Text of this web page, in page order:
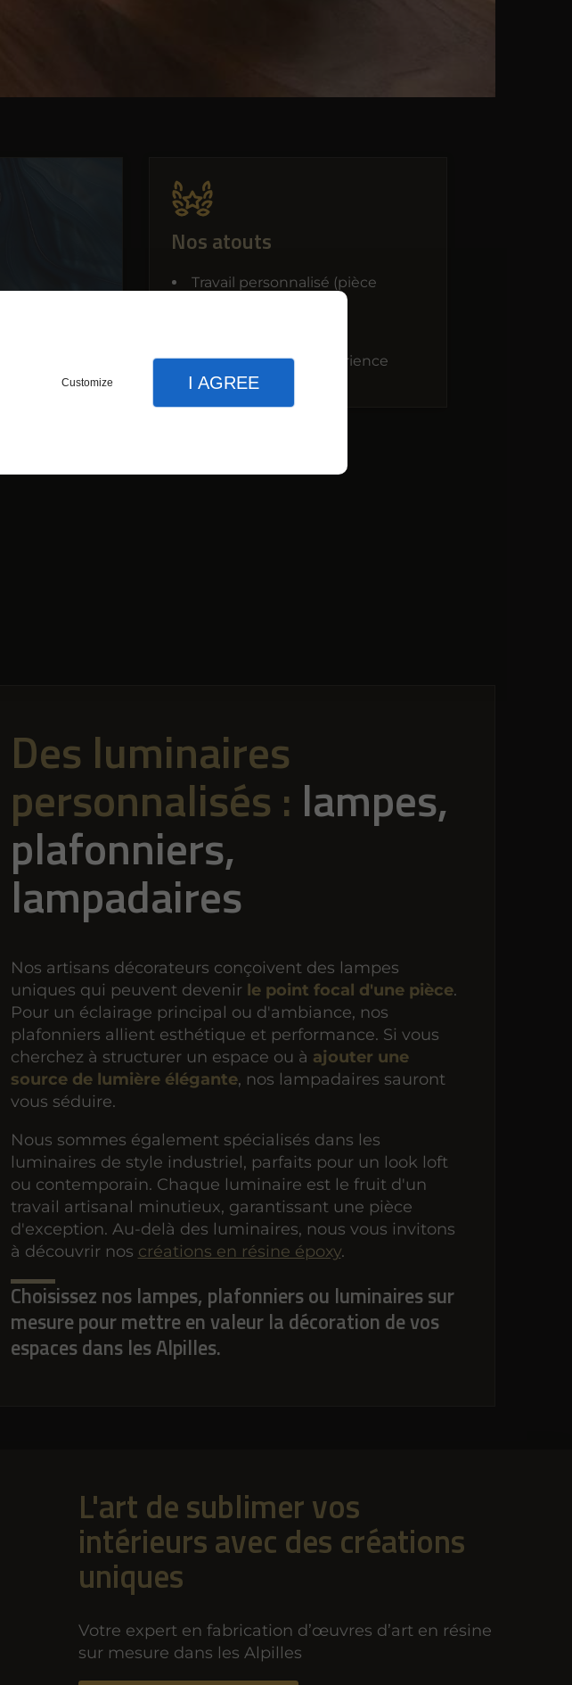
Customize I AGREE
Nos atouts
Travail personnalisé (pièce
Plus de 25 ans d'expérience
Des luminaires
personnalisés : lampes,
plafonniers,
lampadaires
Nos artisans décorateurs conçoivent des lampes
uniques qui peuvent devenir le point focal d'une pièce.
Pour un éclairage principal ou d'ambiance, nos
plafonniers allient esthétique et performance. Si vous
cherchez à structurer un espace ou à ajouter une
source de lumière élégante, nos lampadaires sauront
vous séduire.
Nous sommes également spécialisés dans les
luminaires de style industriel, parfaits pour un look loft
ou contemporain. Chaque luminaire est le fruit d'un
travail artisanal minutieux, garantissant une pièce
d'exception. Au-delà des luminaires, nous vous invitons
à découvrir nos créations en résine époxy.
Choisissez nos lampes, plafonniers ou luminaires sur
mesure pour mettre en valeur la décoration de vos
espaces dans les Alpilles.
L'art de sublimer vos
intérieurs avec des créations
uniques
Votre expert en fabrication d’œuvres d’art en résine
sur mesure dans les Alpilles